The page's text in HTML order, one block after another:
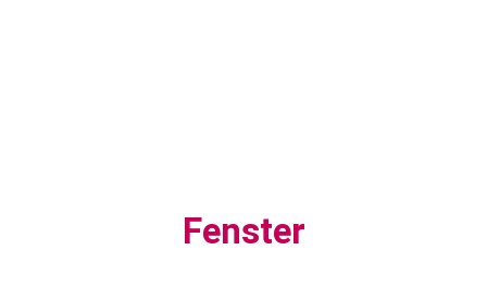
Fenster